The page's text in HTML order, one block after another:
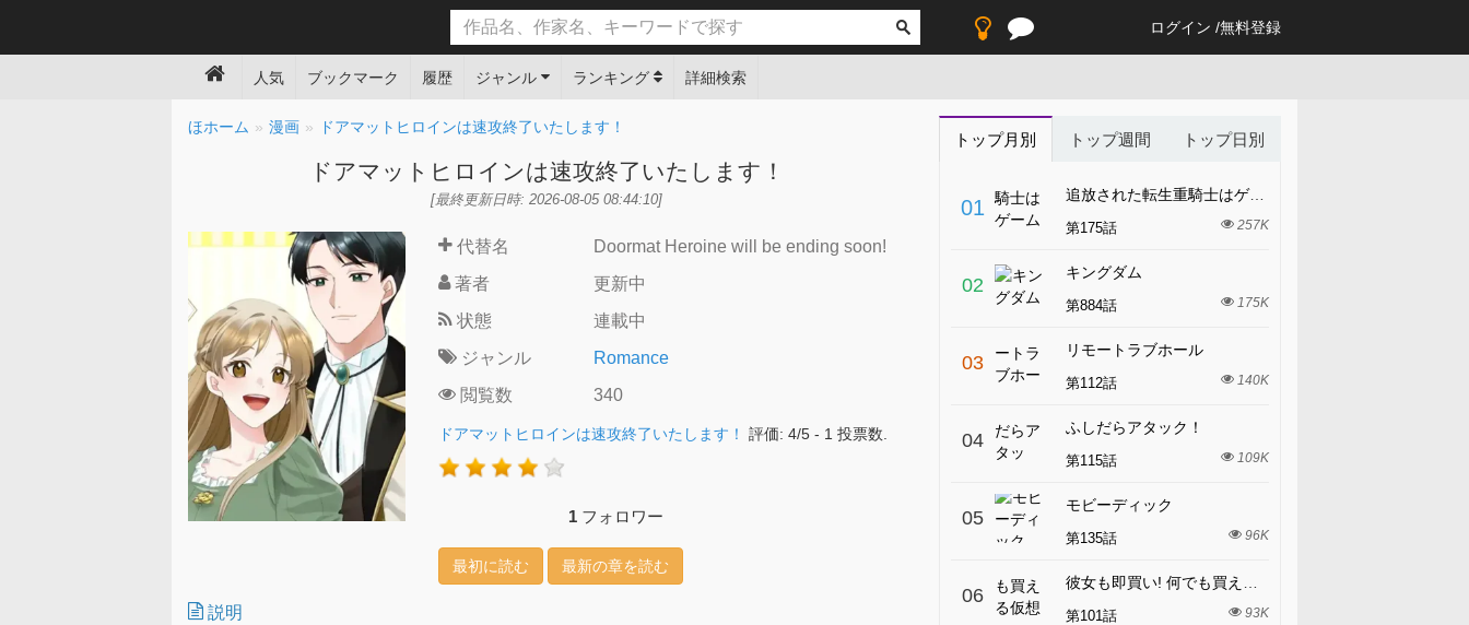
ログイン 無料登録
人気 ブックマーク 履歴 ジャンル ランキング 詳細検索
ほホーム 漫画 ドアマットヒロインは速攻終了いたします！
ドアマットヒロインは速攻終了いたします！
[最終更新日時: 2026-08-05 08:44:10]
代替名
Doormat Heroine will be ending soon!
著者
更新中
状態
連載中
ジャンル
Romance
閲覧数
340
ドアマットヒロインは速攻終了いたします！ 評価: 4/5- 1 投票数.
1フォロワー
最初に読む 最新の章を読む
説明
トップ月別 トップ週間 トップ日別
01
追放された転生重騎士はゲーム知識で無双する
第175話 257K
02
キングダム
第884話 175K
03
リモートラブホール
第112話 140K
04
ふしだらアタック！
第115話 109K
05
モビーディック
第135話 96K
06
第101話 93K